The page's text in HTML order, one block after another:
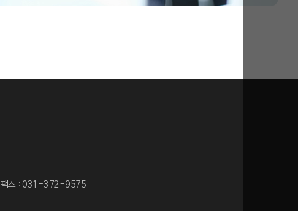
팩스 : 031-372-9575